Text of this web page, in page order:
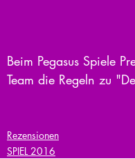
Beim Pegasus Spiele
Team die Regeln zu
Rezensionen
SPIEL 2016